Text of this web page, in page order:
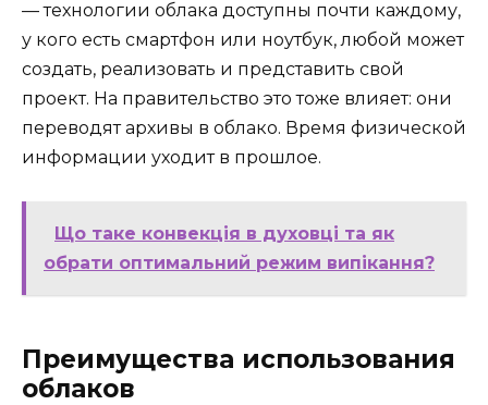
— технологии облака доступны почти каждому,
у кого есть смартфон или ноутбук, любой может
создать, реализовать и представить свой
проект. На правительство это тоже влияет: они
переводят архивы в облако. Время физической
информации уходит в прошлое.
Що таке конвекція в духовці та як
обрати оптимальний режим випікання?
Преимущества использования
облаков